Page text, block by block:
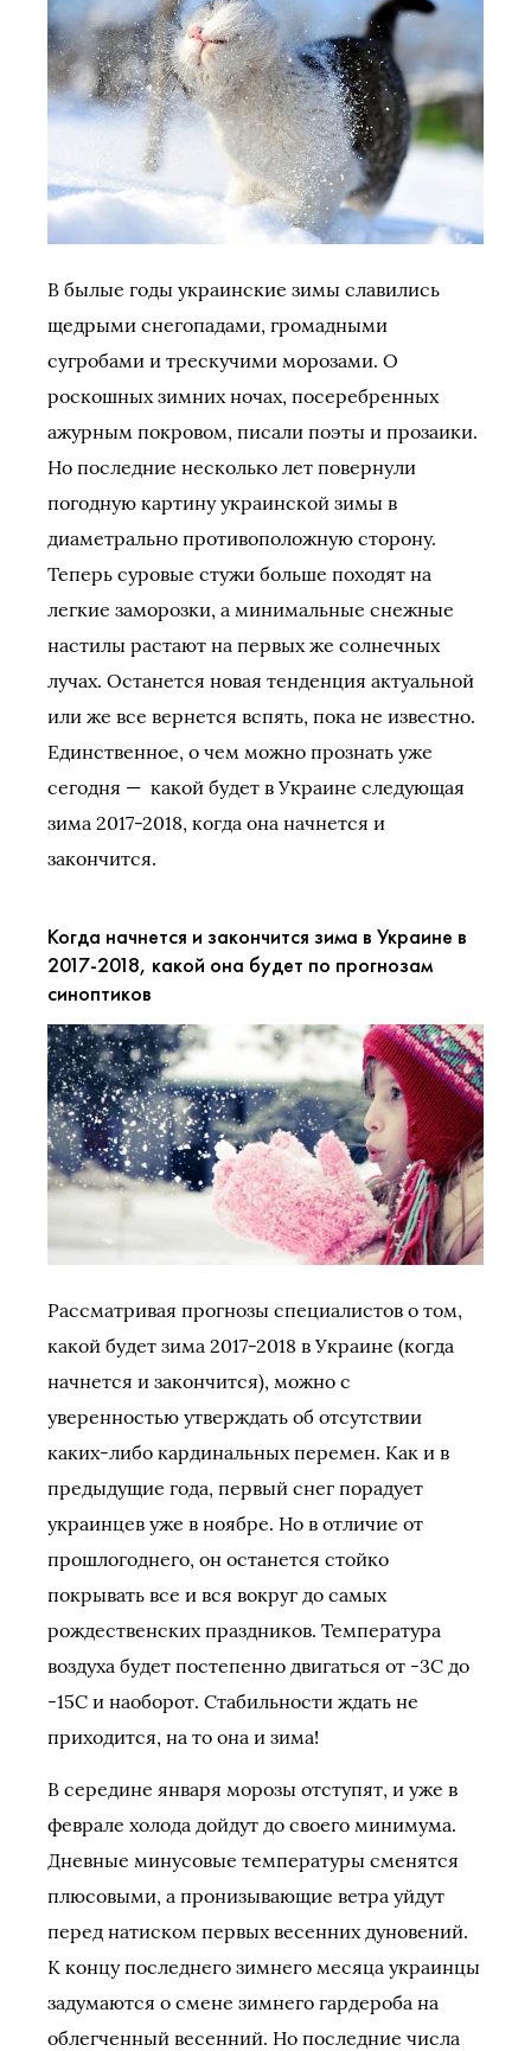
В былые годы украинские зимы славились
щедрыми снегопадами, громадными
сугробами и трескучими морозами. О
роскошных зимних ночах, посеребренных
ажурным покровом, писали поэты и прозаики.
Но последние несколько лет повернули
погодную картину украинской зимы в
диаметрально противоположную сторону.
Теперь суровые стужи больше походят на
легкие заморозки, а минимальные снежные
настилы растают на первых же солнечных
лучах. Останется новая тенденция актуальной
или же все вернется вспять, пока не известно.
Единственное, о чем можно прознать уже
сегодня — какой будет в Украине следующая
зима 2017-2018, когда она начнется и
закончится.
Когда начнется и закончится зима в Украине в
2017-2018, какой она будет по прогнозам
синоптиков
Рассматривая прогнозы специалистов о том,
какой будет зима 2017-2018 в Украине (когда
начнется и закончится), можно с
уверенностью утверждать об отсутствии
каких-либо кардинальных перемен. Как и в
предыдущие года, первый снег порадует
украинцев уже в ноябре. Но в отличие от
прошлогоднего, он останется стойко
покрывать все и вся вокруг до самых
рождественских праздников. Температура
воздуха будет постепенно двигаться от -3С до
-15С и наоборот. Стабильности ждать не
приходится, на то она и зима!
В середине января морозы отступят, и уже в
феврале холода дойдут до своего минимума.
Дневные минусовые температуры сменятся
плюсовыми, а пронизывающие ветра уйдут
перед натиском первых весенних дуновений.
К концу последнего зимнего месяца украинцы
задумаются о смене зимнего гардероба на
облегченный весенний. Но последние числа